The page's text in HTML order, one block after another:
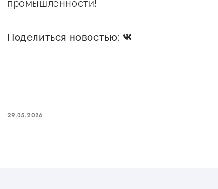
Конкурсы для
Сообщить о нарушении
промышленности!
Поделиться новостью:
29.05.2026